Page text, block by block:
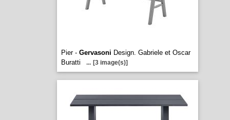
Pier - Gervasoni Design. Gabriele et Oscar
Buratti
... [3 image(s)]